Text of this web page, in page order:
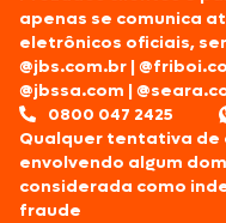
apenas se comunica
eletrônicos oficiais,
@jbs.com.br |
@jbssa.com |
0800 047 2425
Qualquer tentativa de
envolvendo algum
considerada como
fraude